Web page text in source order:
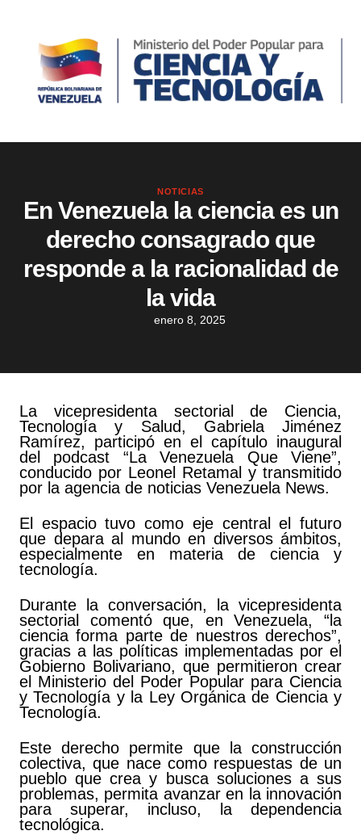
NOTICIAS
En Venezuela la ciencia es un
derecho consagrado que
responde a la racionalidad de
la vida
enero 8, 2025
La vicepresidenta sectorial de Ciencia,
Tecnología y Salud, Gabriela Jiménez
Ramírez, participó en el capítulo inaugural
del podcast “La Venezuela Que Viene”,
conducido por Leonel Retamal y transmitido
por la agencia de noticias Venezuela News.
El espacio tuvo como eje central el futuro
que depara al mundo en diversos ámbitos,
especialmente en materia de ciencia y
tecnología.
Durante la conversación, la vicepresidenta
sectorial comentó que, en Venezuela, “la
ciencia forma parte de nuestros derechos”,
gracias a las políticas implementadas por el
Gobierno Bolivariano, que permitieron crear
el Ministerio del Poder Popular para Ciencia
y Tecnología y la Ley Orgánica de Ciencia y
Tecnología.
Este derecho permite que la construcción
colectiva, que nace como respuestas de un
pueblo que crea y busca soluciones a sus
problemas, permita avanzar en la innovación
para superar, incluso, la dependencia
tecnológica.